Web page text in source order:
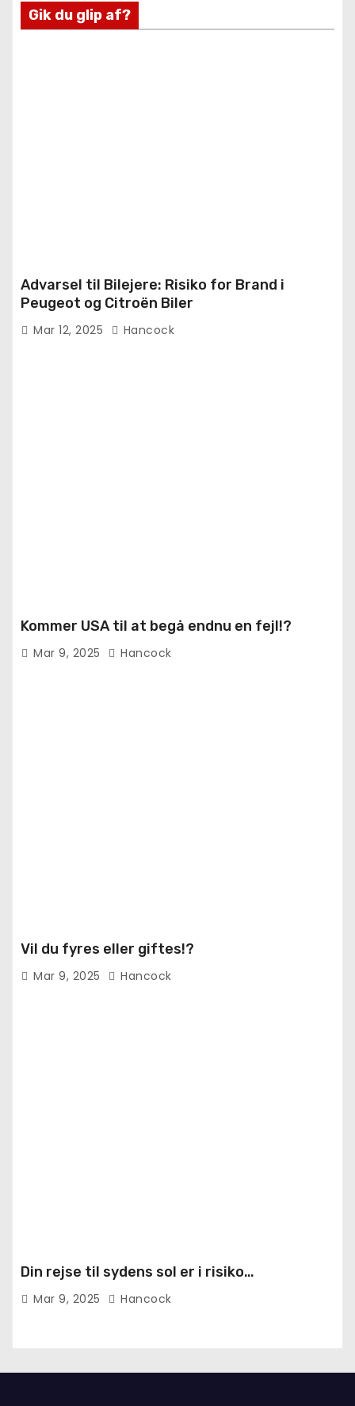
Gik du glip af?
Advarsel til Bilejere: Risiko for Brand i
Peugeot og Citroën Biler
Mar 12, 2025 Hancock
Kommer USA til at begå endnu en fejl!?
Mar 9, 2025 Hancock
Vil du fyres eller giftes!?
Mar 9, 2025 Hancock
Din rejse til sydens sol er i risiko…
Mar 9, 2025 Hancock